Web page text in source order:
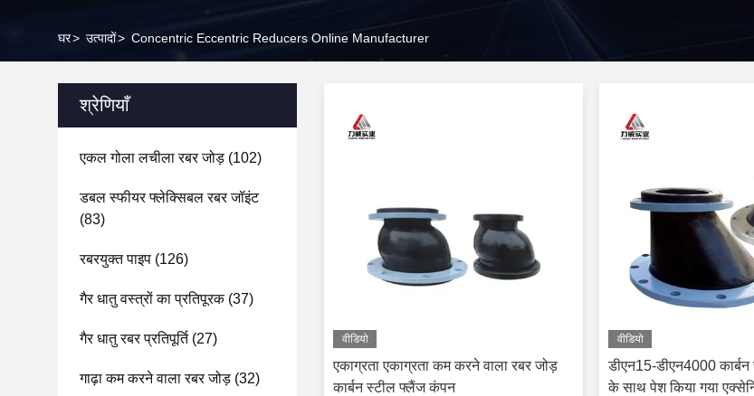
घर> उत्पादों> Concentric Eccentric Reducers Online Manufacturer
श्रेणियाँ
एकल गोला लचीला रबर जोड़ (102)
डबल स्फीयर फ्लेक्सिबल रबर जॉइंट
(83)
रबरयुक्त पाइप (126)
गैर धातु वस्त्रों का प्रतिपूरक(37)
गैर धातु रबर प्रतिपूर्ति(27)
गाढ़ा कम करने वाला रबर जोड़ (32)
वीडियो
एकाग्रता एकाग्रता कम करने वाला रबर जोड़
कार्बन स्टील फ्लैंज कंपन
वीडियो
डीएन15-डीएन4000
के साथ पेश किया गया